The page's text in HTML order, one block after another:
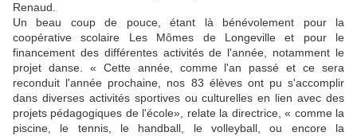
Renaud.
Un beau coup de pouce, étant là bénévolement pour la
coopérative scolaire Les Mômes de Lon­geville et pour le
financement des différentes activités de l'an­née, notamment le
projet danse. « Cette année, comme l'an passé et ce sera
reconduit l'année prochaine, nos 83 élèves ont pu s'accomplir
dans diverses acti­vités sportives ou culturelles en lien avec des
projets pédago­giques de l'école», relate la di­rectrice, « comme la
piscine, le tennis, le handball, le volleyball, ou encore la